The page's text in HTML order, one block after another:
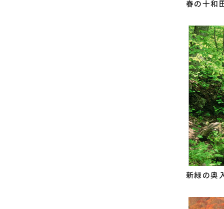
春の十和
新緑の奥